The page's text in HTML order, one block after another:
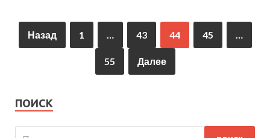
Назад 1 … 43 44 45 …
55 Далее
ПОИСК